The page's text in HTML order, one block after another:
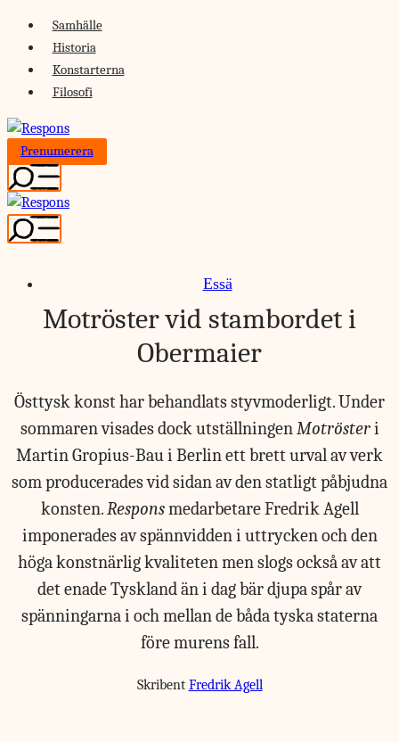
Skip
content
Samhälle
Historia
Konstarterna
Filosofi
Prenumerera
Essä
Motröster vid stambordet i
Obermaier
Östtysk konst har behandlats styvmoderligt. Under
sommaren visades dock utställningenMotrösteri
Martin Gropius-Bau i Berlin ett brett urval av verk
som producerades vid sidan av den statligt påbjudna
konsten.Responsmedarbetare Fredrik Agell
imponerades av spännvidden i uttrycken och den
höga konstnärlig kvaliteten men slogs också av att
det enade Tyskland än i dag bär djupa spår av
spänningarna i och mellan de båda tyska staterna
före murens fall.
Skribent Fredrik Agell